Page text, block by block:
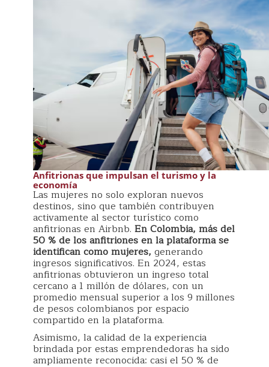
Anfitrionas que impulsan el turismo y la
economía
Las mujeres no solo exploran nuevos
destinos, sino que también contribuyen
activamente al sector turístico como
anfitrionas en Airbnb. En Colombia, más del
50 % de los anfitriones en la plataforma se
identifican como mujeres, generando
ingresos significativos. En 2024, estas
anfitrionas obtuvieron un ingreso total
cercano a 1 millón de dólares, con un
promedio mensual superior a los 9 millones
de pesos colombianos por espacio
compartido en la plataforma.
Asimismo, la calidad de la experiencia
brindada por estas emprendedoras ha sido
ampliamente reconocida: casi el 50 % de